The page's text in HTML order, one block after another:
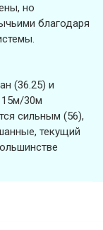
но
благодаря
(36.25) и
15м/30м
сильным (56),
текущий